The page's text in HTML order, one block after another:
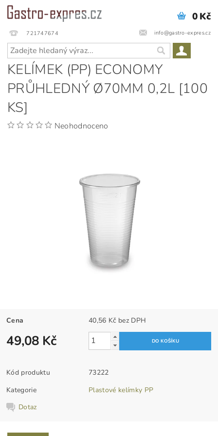
721747674 info@gastro-expres.cz
0 Kč
KELÍMEK (PP) ECONOMY
PRŮHLEDNÝ Ø70MM 0,2L [100
KS]
Neohodnoceno
Cena 40,56 Kč bez DPH
49,08 Kč
Kód produktu
73222
Kategorie
Plastové kelímky PP
Dotaz